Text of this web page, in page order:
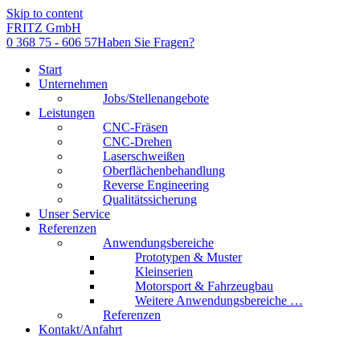
Skip to content
FRITZ GmbH
0 368 75 - 606 57Haben Sie Fragen?
Start
Unternehmen
Jobs/Stellenangebote
Leistungen
CNC-Fräsen
CNC-Drehen
Laserschweißen
Oberflächenbehandlung
Reverse Engineering
Qualitätssicherung
Unser Service
Referenzen
Anwendungsbereiche
Prototypen & Muster
Kleinserien
Motorsport & Fahrzeugbau
Weitere Anwendungsbereiche …
Referenzen
Kontakt/Anfahrt